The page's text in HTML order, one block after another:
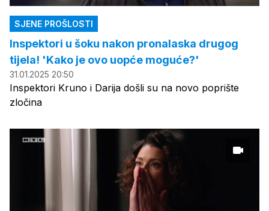
SJENE PROŠLOSTI
Inspektori u šoku nakon pronalaska drugog
tijela! 'Kako je ovo uopće moguće?'
31.01.2025 20:50
Inspektori Kruno i Darija došli su na novo poprište
zločina